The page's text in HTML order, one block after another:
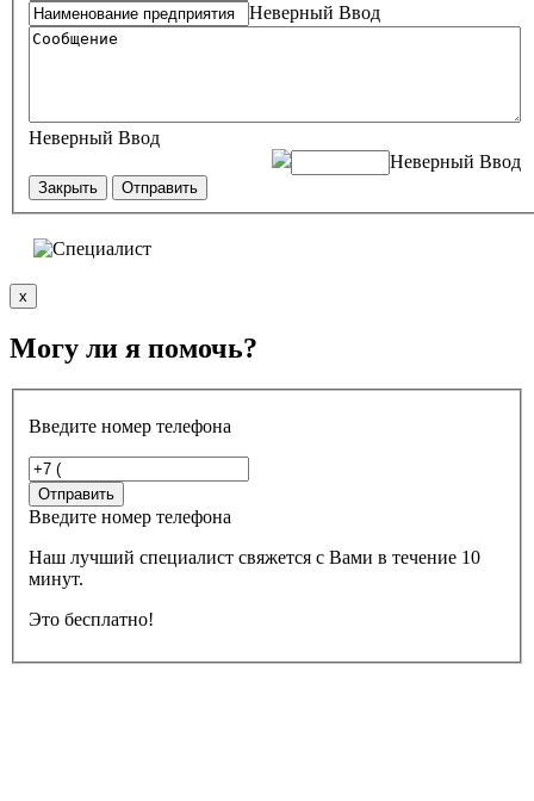
Неверный Ввод
Неверный Ввод
Неверный Ввод
Закрыть Отправить
x
Могу ли я помочь?
Введите номер телефона
Введите номер телефона
Наш лучший специалист свяжется с Вами в течение 10
минут.
Это бесплатно!